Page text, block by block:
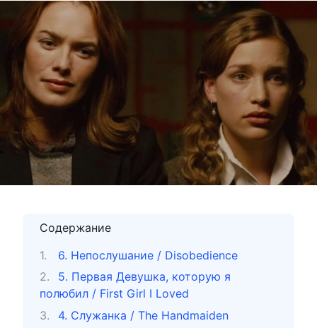
Содержание
6. Непослушание / Disobedience
5. Первая Девушка, которую я
полюбил / First Girl I Loved
4. Служанка / The Handmaiden